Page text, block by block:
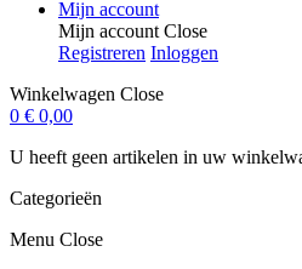
Mijn account
Mijn account Close
Registreren Inloggen
Winkelwagen Close
0 € 0,00
U heeft geen artikelen in uw
Categorieën
Menu Close